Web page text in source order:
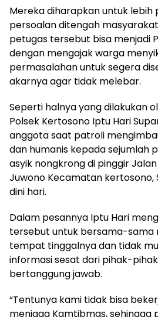
Mereka diharapkan untuk
persoalan ditengah
petugas tersebut bisa menjadi
dengan mengajak warga
permasalahan untuk segera
akarnya agar tidak melebar.
Seperti halnya yang dilakukan
Polsek Kertosono Iptu Hari
anggota saat patroli
dan humanis kepada sejumlah
asyik nongkrong di pinggir
Juwono Kecamatan kertosono,
dini hari.
Dalam pesannya Iptu Hari
tersebut untuk bersama-sama
tempat tinggalnya dan tidak
informasi sesat dari pihak-
bertanggung jawab.
“Tentunya kami tidak bisa
menjaga Kamtibmas, sehingga